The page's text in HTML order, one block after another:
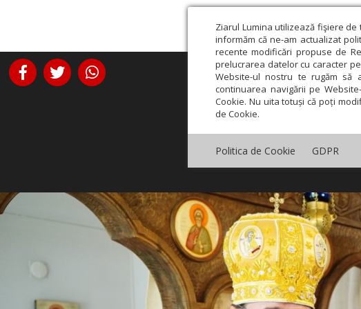
Ziarul Lumina utilizează fişiere
informăm că ne-am actualizat
recente modificări propuse de
prelucrarea datelor cu caracter
Website-ul nostru te rugăm să
continuarea navigării pe
Cookie. Nu uita totuși că poți
de Cookie.
Politica de Cookie GDPR